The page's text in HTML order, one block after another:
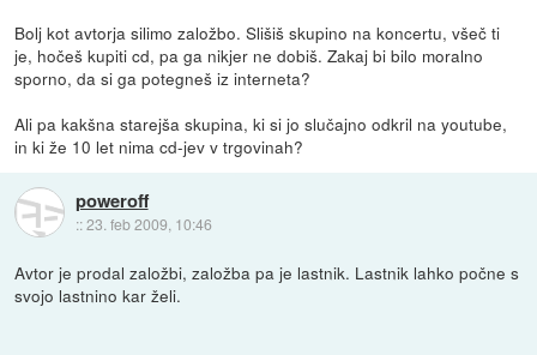
Bolj kot avtorja silimo založbo. Slišiš skupino na koncertu, všeč ti
je, hočeš kupiti cd, pa ga nikjer ne dobiš. Zakaj bi bilo moralno
sporno, da si ga potegneš iz interneta?
Ali pa kakšna starejša skupina, ki si jo slučajno odkril na youtube,
in ki že 10 let nima cd-jev v trgovinah?
poweroff
::23. feb 2009, 10:46
Avtor je prodal založbi, založba pa je lastnik. Lastnik lahko počne s
svojo lastnino kar želi.